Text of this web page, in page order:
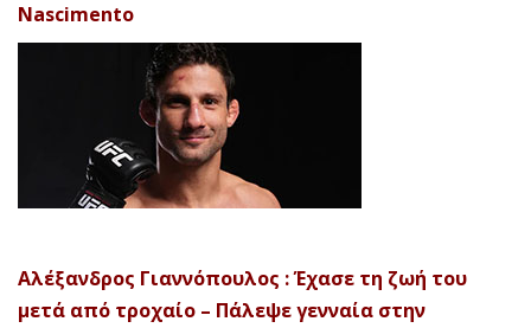
Nascimento
Αλέξανδρος Γιαννόπουλος : Έχασε τη ζωή του
μετά από τροχαίο – Πάλεψε γενναία στην